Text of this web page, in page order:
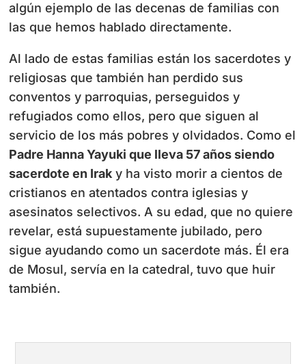
algún ejemplo de las decenas de familias con
las que hemos hablado directamente.
Al lado de estas familias están los sacerdotes y
religiosas que también han perdido sus
conventos y parroquias, perseguidos y
refugiados como ellos, pero que siguen al
servicio de los más pobres y olvidados. Como el
Padre Hanna Yayuki que lleva 57 años siendo
sacerdote en Irak y ha visto morir a cientos de
cristianos en atentados contra iglesias y
asesinatos selectivos. A su edad, que no quiere
revelar, está supuestamente jubilado, pero
sigue ayudando como un sacerdote más. Él era
de Mosul, servía en la catedral, tuvo que huir
también.